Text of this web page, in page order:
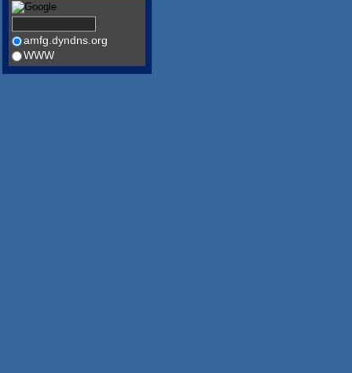
amfg.dyndns.org
WWW